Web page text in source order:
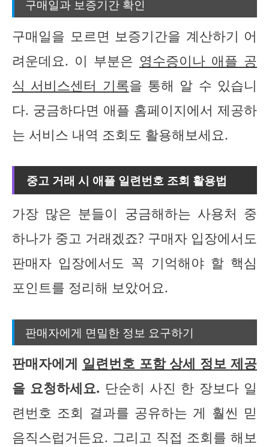
구매일과 보증기간 확인
구매일을 모르면 보증기간을 계산하기 어
려운데요. 이 부분은 영수증이나 애플 공
식 서비스센터 기록을 통해 알 수 있습니
다. 궁금하다면 애플 홈페이지에서 제공하
는 서비스 내역 조회도 활용해보세요.
중고 거래 시 애플 일련번호 조회 활용법
가장 많은 분들이 궁금해하는 사용처 중
하나가 중고 거래겠죠? 구매자 입장에서도
판매자 입장에서도 꼭 기억해야 할 핵심
포인트를 정리해 보았어요.
판매자에게 면밀한 정보 요구하기
판매자에게 일련번호 포함 상세 정보 제공
을 요청하세요. 단순히 사진 한 장보다 일
련번호 조회 결과를 공유하는 게 훨씬 믿
음직스럽거든요. 그리고 직접 조회를 해보